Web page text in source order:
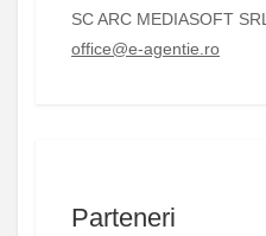
SC ARC MEDIASOFT SRL
office@e-agentie.ro
Parteneri